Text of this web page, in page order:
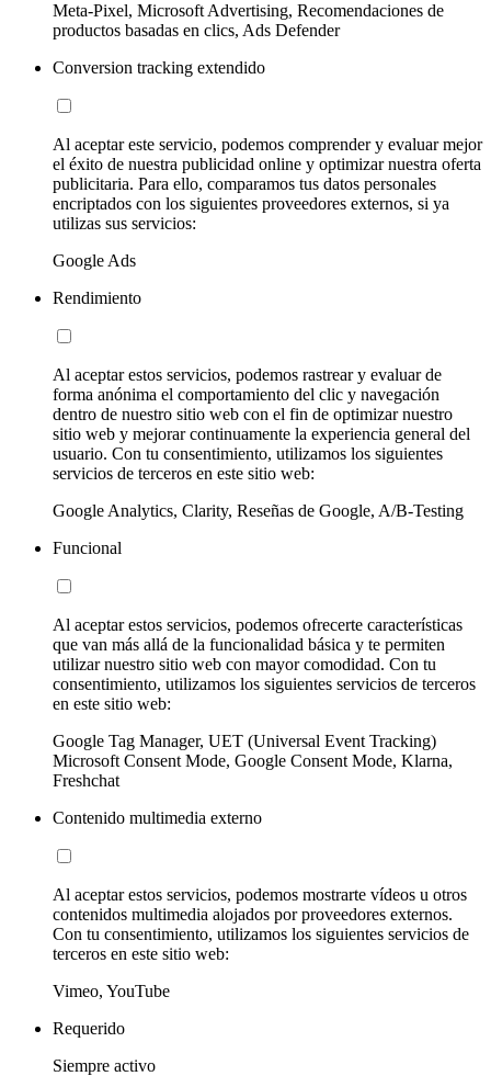
Meta-Pixel, Microsoft Advertising, Recomendaciones de
productos basadas en clics, Ads Defender
Conversion tracking extendido
Al aceptar este servicio, podemos comprender y evaluar mejor
el éxito de nuestra publicidad online y optimizar nuestra oferta
publicitaria. Para ello, comparamos tus datos personales
encriptados con los siguientes proveedores externos, si ya
utilizas sus servicios:
Google Ads
Rendimiento
Al aceptar estos servicios, podemos rastrear y evaluar de
forma anónima el comportamiento del clic y navegación
dentro de nuestro sitio web con el fin de optimizar nuestro
sitio web y mejorar continuamente la experiencia general del
usuario. Con tu consentimiento, utilizamos los siguientes
servicios de terceros en este sitio web:
Google Analytics, Clarity, Reseñas de Google, A/B-Testing
Funcional
Al aceptar estos servicios, podemos ofrecerte características
que van más allá de la funcionalidad básica y te permiten
utilizar nuestro sitio web con mayor comodidad. Con tu
consentimiento, utilizamos los siguientes servicios de terceros
en este sitio web:
Google Tag Manager, UET (Universal Event Tracking)
Microsoft Consent Mode, Google Consent Mode, Klarna,
Freshchat
Contenido multimedia externo
Al aceptar estos servicios, podemos mostrarte vídeos u otros
contenidos multimedia alojados por proveedores externos.
Con tu consentimiento, utilizamos los siguientes servicios de
terceros en este sitio web:
Vimeo, YouTube
Requerido
Siempre activo